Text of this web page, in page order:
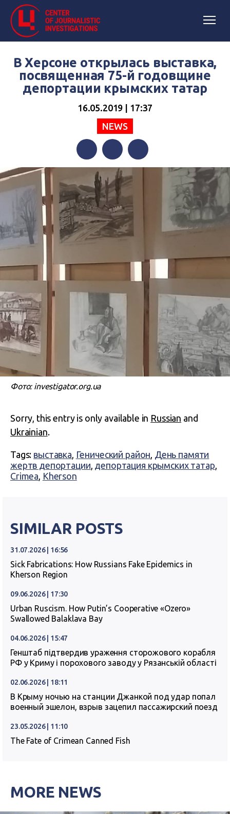
В Херсоне открылась выставка,
посвященная 75-й годовщине
депортации крымских татар
16.05.2019 | 17:37
NEWS
FacebookTwitterTelegram
Фото: investigator.org.ua
Sorry, this entry is only available in Russian and
Ukrainian.
Tags: выставка, Генический район, День памяти
жертв депортации, депортация крымских татар,
Crimea, Kherson
SIMILAR POSTS
31.07.2026 | 16:56
Sick Fabrications: How Russians Fake Epidemics in
Kherson Region
09.06.2026 | 17:30
Urban Ruscism. How Putin’s Cooperative «Ozero»
Swallowed Balaklava Bay
04.06.2026 | 15:47
Генштаб підтвердив ураження сторожового корабля
РФ у Криму і порохового заводу у Рязанській області
02.06.2026 | 18:11
В Крыму ночью на станции Джанкой под удар попал
военный эшелон, взрыв зацепил пассажирский поезд
23.05.2026 | 11:10
The Fate of Crimean Canned Fish
MORE NEWS